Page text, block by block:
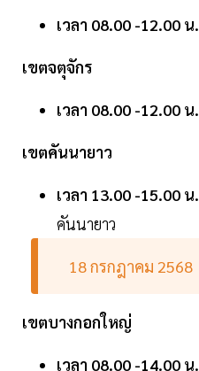
เวลา 08.00 -12.00 น.
เขตจตุจักร
เวลา 08.00 -12.00 น.
เขตคันนายาว
เวลา 13.00 -15.00 น.
คันนายาว
18 กรกฎาคม 2568
เขตบางกอกใหญ่
เวลา 08.00 -14.00 น.